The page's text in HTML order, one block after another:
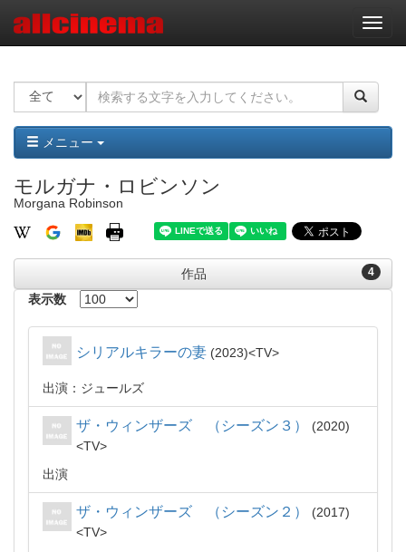
ナ
ビ
ー
ョ
ン
メニュー
モルガナ・ロビンソン
Morgana Robinson
4
作品
表示数
シリアルキラーの妻 2023 TV
出演：ジュールズ
ザ・ウィンザーズ （シーズン３）
2020
TV
出演
ザ・ウィンザーズ （シーズン２）
2017
TV